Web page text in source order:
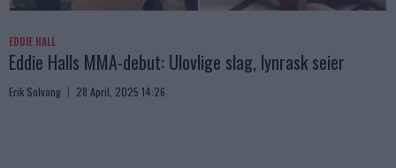
EDDIE HALL
Eddie Halls MMA-debut: Ulovlige slag, lynrask seier
Erik Solvang 28 April, 2025 14:26